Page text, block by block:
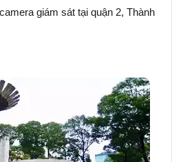
giám sát tại quận 2, Thành